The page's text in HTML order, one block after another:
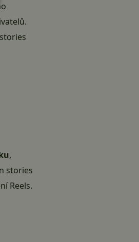
,
stories
Reels.